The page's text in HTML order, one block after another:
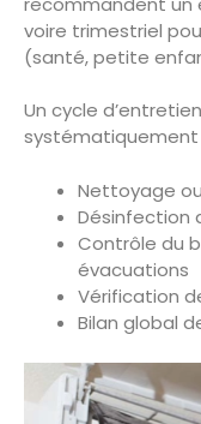
voire trimestriel
(santé, petite
Un cycle
systématiquement
Nettoyage
Désinfection
Contrôle du
évacuations
Vérification
Bilan global